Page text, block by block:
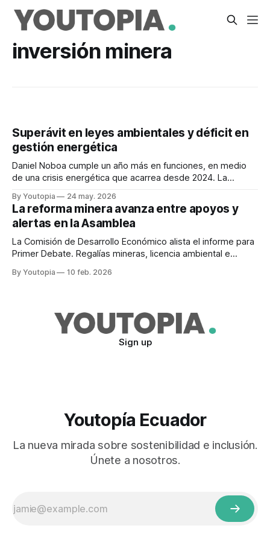
inversión minera
Superávit en leyes ambientales y déficit en
gestión energética
Daniel Noboa cumple un año más en funciones, en medio
de una crisis energética que acarrea desde 2024. La
By Youtopia 24 may. 2026
La reforma minera avanza entre apoyos y
alertas en la Asamblea
La Comisión de Desarrollo Económico alista el informe para
Primer Debate. Regalías mineras, licencia ambiental e
By Youtopia 10 feb. 2026
Sign up
Youtopía Ecuador
La nueva mirada sobre sostenibilidad e inclusión.
Únete a nosotros.